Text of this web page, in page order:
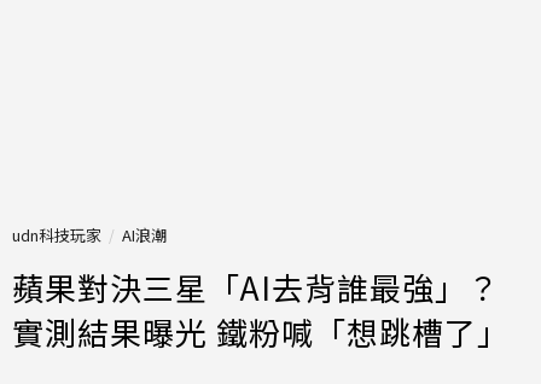
udn科技玩家 AI浪潮
蘋果對決三星「AI去背誰最強」？
實測結果曝光 鐵粉喊「想跳槽了」